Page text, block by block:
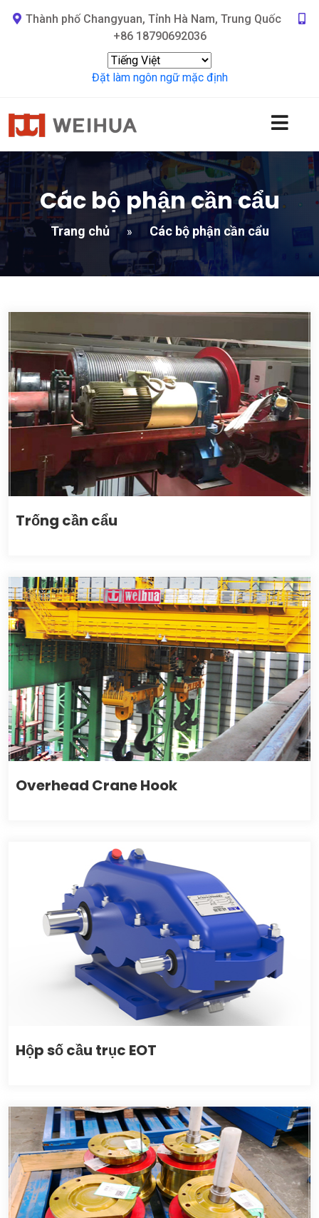
Thành phố Changyuan, Tỉnh Hà Nam, Trung Quốc
+86 18790692036
Đặt làm ngôn ngữ mặc định
Các bộ phận cần cẩu
Trang chủ » Các bộ phận cần cẩu
Trống cần cẩu
Overhead Crane Hook
Hộp số cầu trục EOT